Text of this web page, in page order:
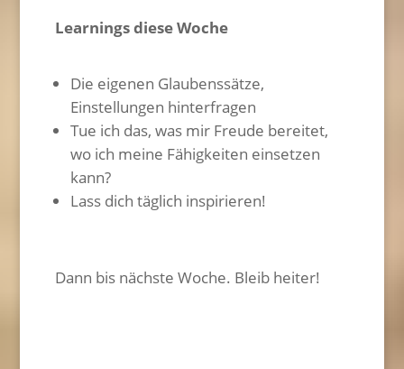
Learnings diese Woche
Die eigenen Glaubenssätze,
Einstellungen hinterfragen
Tue ich das, was mir Freude bereitet,
wo ich meine Fähigkeiten einsetzen
kann?
Lass dich täglich inspirieren!
Dann bis nächste Woche. Bleib heiter!